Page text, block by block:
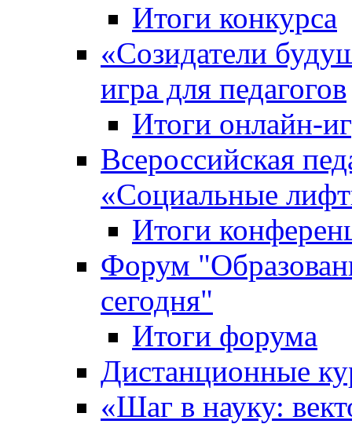
Итоги конкурса
«Cозидатели
игра для педагогов
Итоги онлайн-
Всероссийская
«Cоциальные
Итоги
Форум
сегодня"
Итоги форума
Дистанционные
«Шаг в науку: